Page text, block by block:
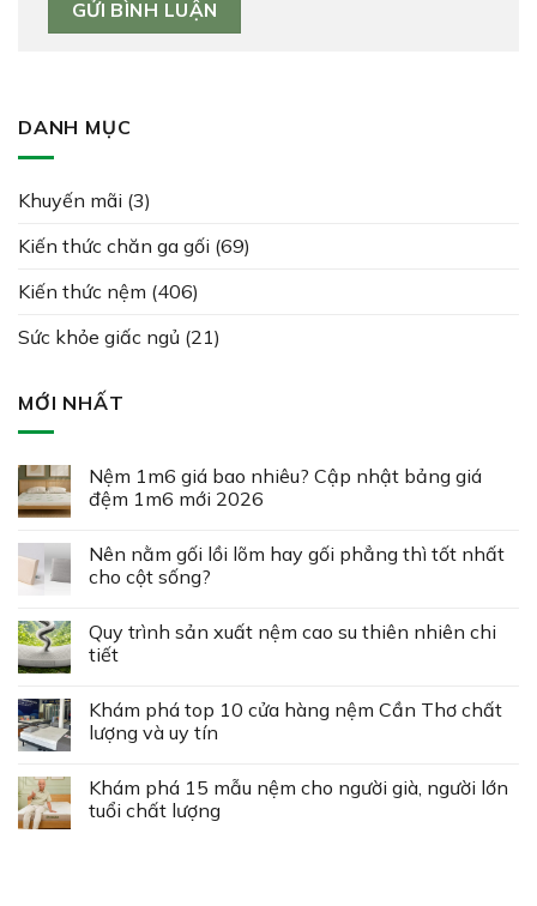
DANH MỤC
Khuyến mãi (3)
Kiến thức chăn ga gối (69)
Kiến thức nệm (406)
Sức khỏe giấc ngủ (21)
MỚI NHẤT
Nệm 1m6 giá bao nhiêu? Cập nhật bảng giá
đệm 1m6 mới 2026
Nên nằm gối lồi lõm hay gối phẳng thì tốt nhất
cho cột sống?
Quy trình sản xuất nệm cao su thiên nhiên chi
tiết
Khám phá top 10 cửa hàng nệm Cần Thơ chất
lượng và uy tín
Khám phá 15 mẫu nệm cho người già, người lớn
tuổi chất lượng